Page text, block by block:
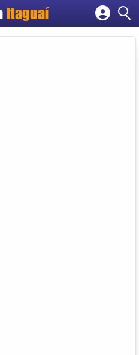
Itaguaí
empresa